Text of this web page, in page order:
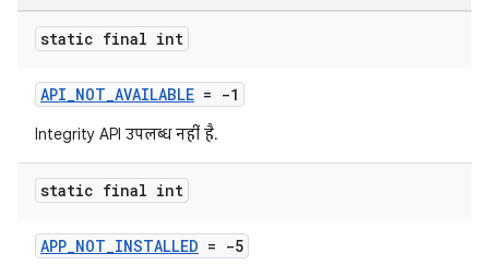
static final int
API_NOT_AVAILABLE = -1
Integrity API उपलब्ध नहीं है.
static final int
APP_NOT_INSTALLED = -5